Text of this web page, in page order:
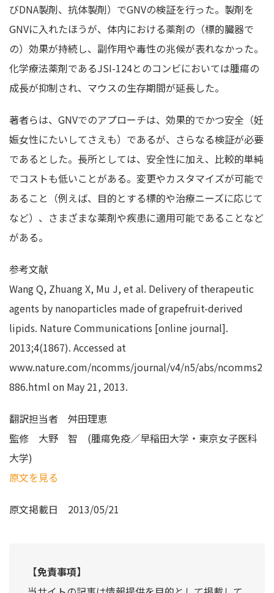
びDNA製剤、抗体製剤）でGNVの検証を行った。製剤を
GNVに入れたほうが、体内における薬剤の（標的臓器で
の）効果が持続し、副作用や毒性の兆候が表れなかった。
化学療法薬剤であるJSI-124とのコンビにおいては腫瘍の
成長が抑制され、マウスの生存期間が延長した。
著者らは、GNVでのアプローチは、効果的でかつ安全（妊
娠女性にたいしてさえも）であるが、さらなる検証が必要
であるとした。長所としては、安全性に加え、比較的単純
でコストも低いことがある。変更やカスタマイズが可能で
あること（例えば、目的とする標的や治療ニーズに応じて
など）、さまざまな薬剤や疾患に適用可能であることなど
がある。
参考文献
Wang Q, Zhuang X, Mu J, et al. Delivery of therapeutic
agents by nanoparticles made of grapefruit-derived
lipids. Nature Communications [online journal].
2013;4(1867). Accessed at
www.nature.com/ncomms/journal/v4/n5/abs/ncomms2
886.html on May 21, 2013.
翻訳担当者 舛田理恵
監修 大野 智 (腫瘍免疫／早稲田大学・東京女子医科
大学)
原文を見る
原文掲載日 2013/05/21
【免責事項】